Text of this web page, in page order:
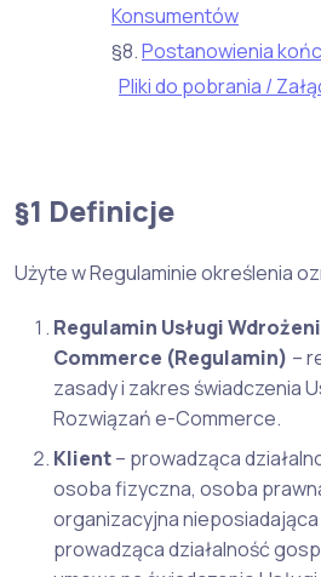
Konsumentów
§8.Postanowienia
Pliki do pobrania /
§1 Definicje
Użyte w Regulaminie określenia
Regulamin Usługi
Commerce (Regulamin) –
zasady i zakres świadczenia
Rozwiązań e-Commerce.
Klient– prowadząca
osoba fizyczna, osoba
organizacyjna
prowadząca działalność